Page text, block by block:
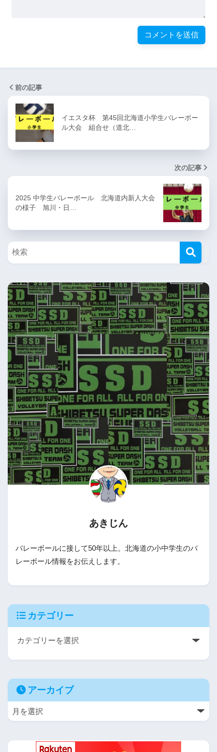
前の記事
イエスタ杯 第45回北海道小学生バレーボー
ル大会 組合せ（道北…
次の記事
2025 中学生バレーボール 北海道内新人大会
の様子 旭川・日…
あきじん
バレーボールに接して50年以上。北海道の小中学生のバ
レーボール情報をお伝えします。
カテゴリー
アーカイブ